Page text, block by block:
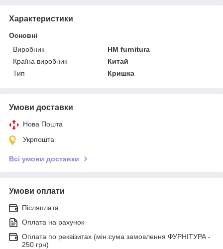
Характеристики
Основні
Виробник
HM furnitura
Країна виробник
Китай
Тип
Кришка
Умови доставки
Нова Пошта
Укрпошта
Всі умови доставки
Умови оплати
Післяплата
Оплата на рахунок
Оплата по реквізитах (мін.сума замовлення ФУРНІТУРА -
250 грн)